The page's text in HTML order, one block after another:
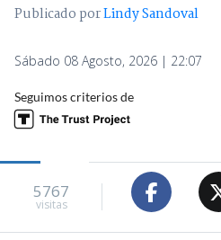
Publicado porLindy Sandoval
Sábado 08 Agosto, 2026 | 22:07
Seguimos criterios de
5767
visitas